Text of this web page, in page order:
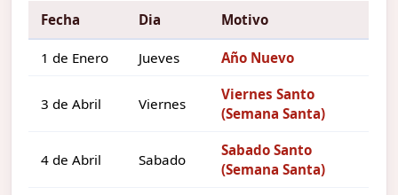
Fecha Dia Motivo
1 de Enero Jueves Año Nuevo
3 de Abril Viernes
Viernes Santo
(Semana Santa)
4 de Abril Sabado
Sabado Santo
(Semana Santa)